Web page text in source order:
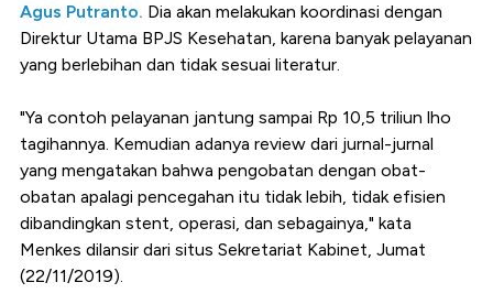
Agus Putranto. Dia akan melakukan koordinasi dengan
Direktur Utama BPJS Kesehatan, karena banyak pelayanan
yang berlebihan dan tidak sesuai literatur.
"Ya contoh pelayanan jantung sampai Rp 10,5 triliun lho
tagihannya. Kemudian adanya review dari jurnal-jurnal
yang mengatakan bahwa pengobatan dengan obat-
obatan apalagi pencegahan itu tidak lebih, tidak efisien
dibandingkan stent, operasi, dan sebagainya," kata
Menkes dilansir dari situs Sekretariat Kabinet, Jumat
(22/11/2019).